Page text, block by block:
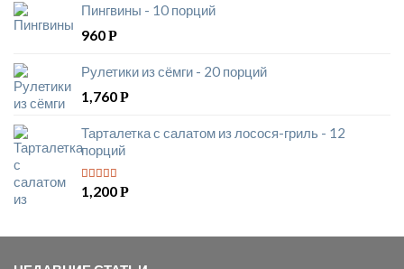
Пингвины - 10 порций
960Р
Рулетики из сёмги - 20 порций
1,760Р
Тарталетка с салатом из лосося-гриль - 12
порций
5 из 5
1,200Р